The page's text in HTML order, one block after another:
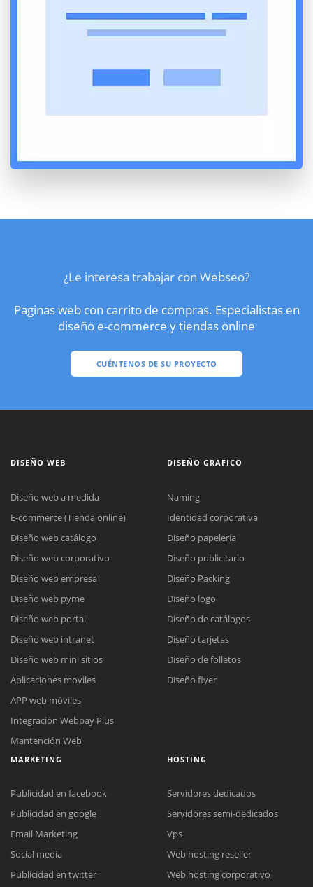
¿Le interesa trabajar con Webseo?
Paginas web con carrito de compras. Especialistas en
diseño e-commerce y tiendas online
CUÉNTENOS DE SU PROYECTO
DISEÑO WEB
Diseño web a medida
E-commerce (Tienda online)
Diseño web catálogo
Diseño web corporativo
Diseño web empresa
Diseño web pyme
Diseño web portal
Diseño web intranet
Diseño web mini sitios
Aplicaciones moviles
APP web móviles
Integración Webpay Plus
Mantención Web
DISEÑO GRAFICO
Naming
Identidad corporativa
Diseño papelería
Diseño publicitario
Diseño Packing
Diseño logo
Diseño de catálogos
Diseño tarjetas
Diseño de folletos
Diseño flyer
MARKETING
Publicidad en facebook
Publicidad en google
Email Marketing
Social media
Publicidad en twitter
HOSTING
Servidores dedicados
Servidores semi-dedicados
Vps
Web hosting reseller
Web hosting corporativo